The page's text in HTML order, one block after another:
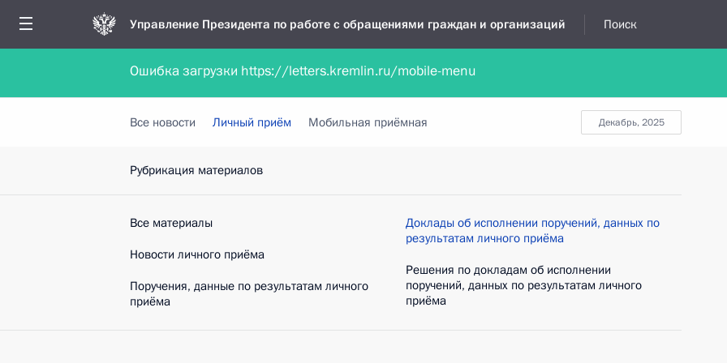
Управление Президента по работе с обращениями граждан и организаций Поиск
Обратиться в форме электронного документа Обратиться в устной форме
декабрь, 2025
Все новости Личный приём Мобильная приёмная
Рубрикация материалов
Все материалы
Новости личного приёма
Поручения, данные по результатам личного
приёма
Доклады об исполнении поручений, данных по
результатам личного приёма
Решения по докладам об исполнении
поручений, данных по результатам личного
приёма
Ошибка загрузки https://letters.kremlin.ru/mobile-menu